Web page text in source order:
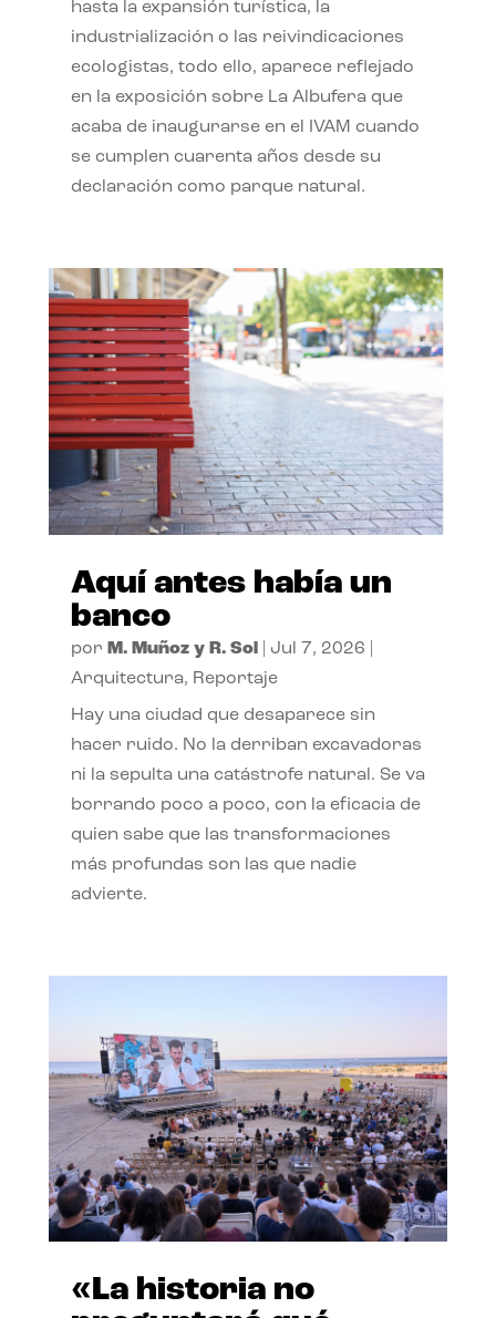
hasta la expansión turística, la
industrialización o las reivindicaciones
ecologistas, todo ello, aparece reflejado
en la exposición sobre La Albufera que
acaba de inaugurarse en el IVAM cuando
se cumplen cuarenta años desde su
declaración como parque natural.
Aquí antes había un
banco
por M. Muñoz y R. Sol Jul 7, 2026
Arquitectura, Reportaje
Hay una ciudad que desaparece sin
hacer ruido. No la derriban excavadoras
ni la sepulta una catástrofe natural. Se va
borrando poco a poco, con la eficacia de
quien sabe que las transformaciones
más profundas son las que nadie
advierte.
«La historia no